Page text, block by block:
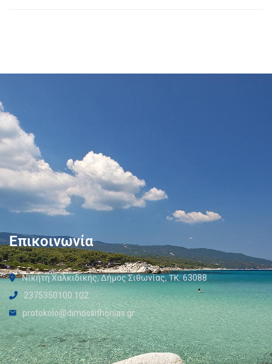
Επικοινωνία
Νικήτη Χαλκιδικής, Δήμος Σιθωνίας, ΤΚ: 63088
2375350100 102
protokolo@dimossithonias.gr